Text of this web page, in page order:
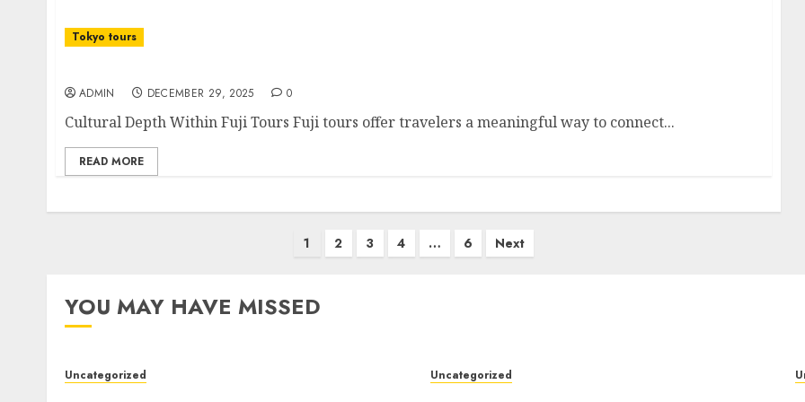
Tokyo tours
ADMIN DECEMBER 29, 2025 0
Cultural Depth Within Fuji Tours Fuji tours offer travelers a meaningful way to connect...
READ MORE
1 2 3 4 … 6 Next
YOU MAY HAVE MISSED
Uncategorized Uncategorized